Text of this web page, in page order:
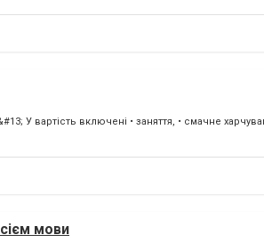
У вартість включені • заняття, • смачне
мови